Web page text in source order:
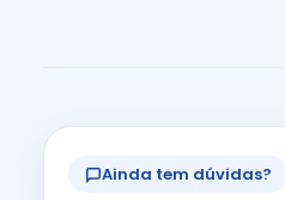
Ainda tem dúvidas?